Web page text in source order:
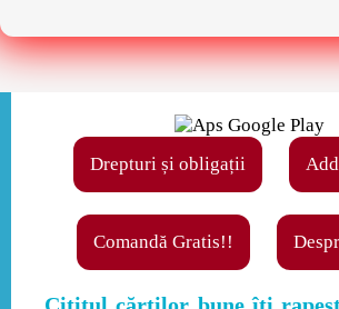
Drepturi și obligații
Comandă Gratis!!